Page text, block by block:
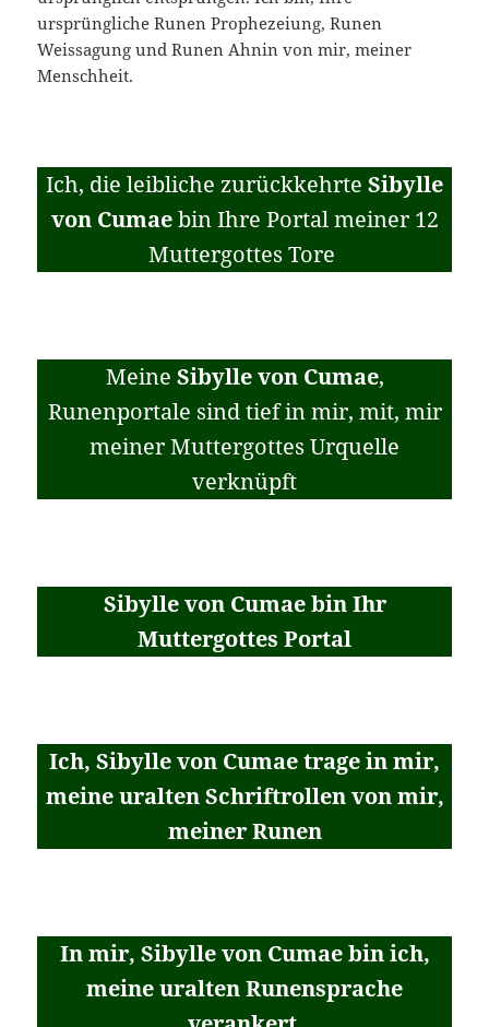
ursprüngliche Runen Prophezeiung, Runen
Weissagung und Runen Ahnin von mir, meiner
Menschheit.
Ich, die leibliche zurückkehrte Sibylle
von Cumaebin Ihre Portal meiner 12
Muttergottes Tore
Meine Sibylle von Cumae,
Runenportale sind tief in mir, mit, mir
meiner Muttergottes Urquelle
verknüpft
Sibylle von Cumae bin Ihr
Muttergottes Portal
Ich, Sibylle von Cumae trage in mir,
meine uralten Schriftrollen von mir,
meiner Runen
In mir, Sibylle von Cumae bin ich,
meine uralten Runensprache